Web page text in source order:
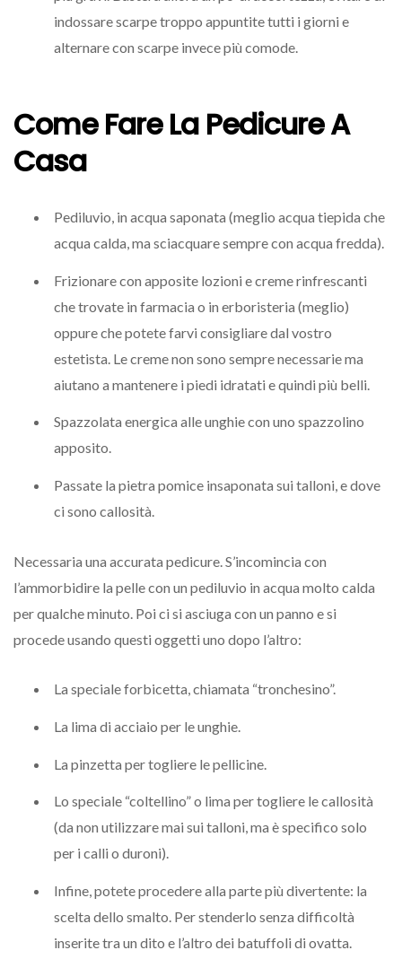
indossare scarpe troppo appuntite tutti i giorni e
alternare con scarpe invece più comode.
Come Fare La Pedicure A
Casa
Pediluvio, in acqua saponata (meglio acqua tiepida che
acqua calda, ma sciacquare sempre con acqua fredda).
Frizionare con apposite lozioni e creme rinfrescanti
che trovate in farmacia o in erboristeria (meglio)
oppure che potete farvi consigliare dal vostro
estetista. Le creme non sono sempre necessarie ma
aiutano a mantenere i piedi idratati e quindi più belli.
Spazzolata energica alle unghie con uno spazzolino
apposito.
Passate la pietra pomice insaponata sui talloni, e dove
ci sono callosità.
Necessaria una accurata pedicure. S’incomincia con
l’ammorbidire la pelle con un pediluvio in acqua molto calda
per qualche minuto. Poi ci si asciuga con un panno e si
procede usando questi oggetti uno dopo l’altro:
La speciale forbicetta, chiamata “tronchesino”.
La lima di acciaio per le unghie.
La pinzetta per togliere le pellicine.
Lo speciale “coltellino” o lima per togliere le callosità
(da non utilizzare mai sui talloni, ma è specifico solo
per i calli o duroni).
Infine, potete procedere alla parte più divertente: la
scelta dello smalto. Per stenderlo senza difficoltà
inserite tra un dito e l’altro dei batuffoli di ovatta.